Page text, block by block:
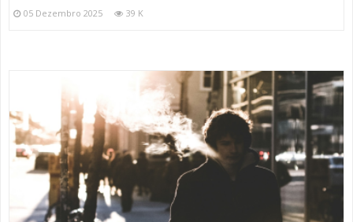
05 Dezembro 2025 39 K